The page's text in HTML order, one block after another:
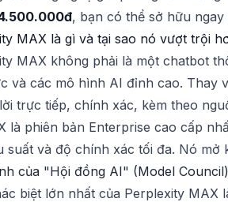
, bạn có thể sở hữu
MAX là gì và tại sao nó vượt trội
MAX không phải là một chatbot
và các mô hình AI đỉnh cao. Thay
trực tiếp, chính xác, kèm theo
là phiên bản Enterprise cao cấp
suất và độ chính xác tối đa. Nó
của "Hội đồng AI" (Model
biệt lớn nhất của Perplexity